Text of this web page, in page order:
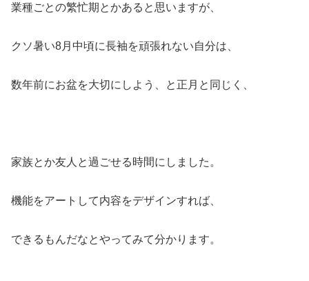
業種ごとの繁忙期とかあると思いますが、
クソ暑い8月中頃に長袖を頑張れない自分は、
数年前にお盆を大切にしよう、と正月と同じく、
家族とか友人と過ごせる時間にしました。
機能をアートして内容をデザインすれば、
できるもんだなとやってみて分かります。